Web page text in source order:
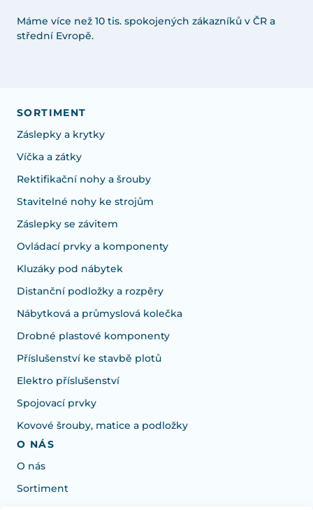
Máme více než 10 tis. spokojených zákazníků v ČR a
střední Evropě.
SORTIMENT
Záslepky a krytky
Víčka a zátky
Rektifikační nohy a šrouby
Stavitelné nohy ke strojům
Záslepky se závitem
Ovládací prvky a komponenty
Kluzáky pod nábytek
Distanční podložky a rozpěry
Nábytková a průmyslová kolečka
Drobné plastové komponenty
Příslušenství ke stavbě plotů
Elektro příslušenství
Spojovací prvky
Kovové šrouby, matice a podložky
O NÁS
O nás
Sortiment